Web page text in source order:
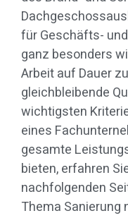
für Geschäfts-
ganz besonders
Arbeit auf Dauer
gleichbleibende
wichtigsten
eines
gesamte
bieten, erfahren
nachfolgenden
Thema Sanierung